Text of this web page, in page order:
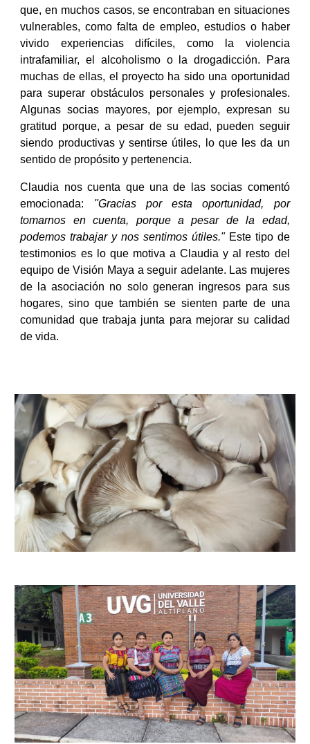
que, en muchos casos, se encontraban en situaciones
vulnerables, como falta de empleo, estudios o haber
vivido experiencias difíciles, como la violencia
intrafamiliar, el alcoholismo o la drogadicción. Para
muchas de ellas, el proyecto ha sido una oportunidad
para superar obstáculos personales y profesionales.
Algunas socias mayores, por ejemplo, expresan su
gratitud porque, a pesar de su edad, pueden seguir
siendo productivas y sentirse útiles, lo que les da un
sentido de propósito y pertenencia.
Claudia nos cuenta que una de las socias comentó
emocionada: "Gracias por esta oportunidad, por
tomarnos en cuenta, porque a pesar de la edad,
podemos trabajar y nos sentimos útiles."Este tipo de
testimonios es lo que motiva a Claudia y al resto del
equipo de Visión Maya a seguir adelante. Las mujeres
de la asociación no solo generan ingresos para sus
hogares, sino que también se sienten parte de una
comunidad que trabaja junta para mejorar su calidad
de vida.